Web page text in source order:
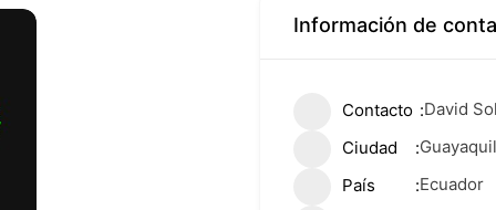
Información de
Contacto David
Ciudad
Guayaquil
País
Ecuador